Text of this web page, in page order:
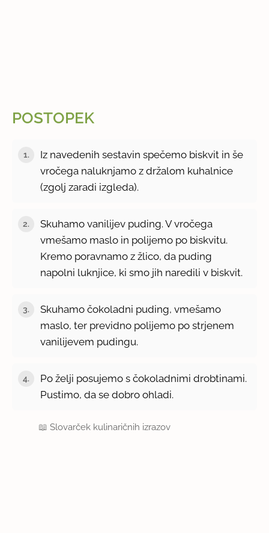
POSTOPEK
1.
Iz navedenih sestavin spečemo biskvit in še
vročega naluknjamo z držalom kuhalnice
(zgolj zaradi izgleda).
2.
Skuhamo vanilijev puding. V vročega
vmešamo maslo in polijemo po biskvitu.
Kremo poravnamo z žlico, da puding
napolni luknjice, ki smo jih naredili v biskvit.
3.
Skuhamo čokoladni puding, vmešamo
maslo, ter previdno polijemo po strjenem
vanilijevem pudingu.
4.
Po želji posujemo s čokoladnimi drobtinami.
Pustimo, da se dobro ohladi.
📖Slovarček kulinaričnih izrazov